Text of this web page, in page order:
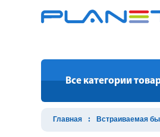
Все категории
Главная Встраиваемая